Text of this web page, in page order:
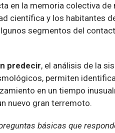
en la memoria colectiva de
científica y los habitantes
segmentos del
predecir, el análisis de la
permiten
en un tiempo
nuevo gran terremoto.
básicas que